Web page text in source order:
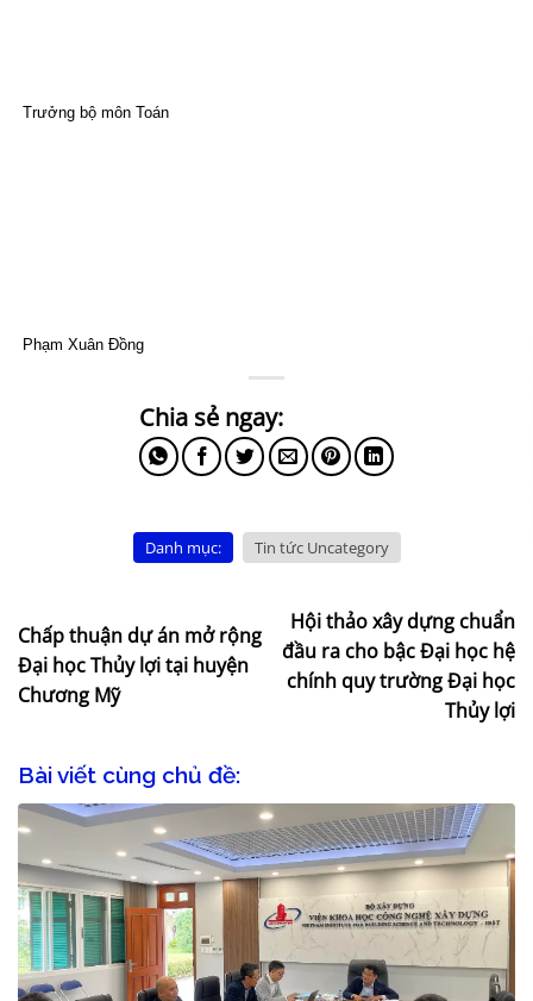
Trưởng bộ môn Toán
Phạm Xuân Đồng
Danh mục: Tin tức Uncategory
Chấp thuận dự án mở rộng
Đại học Thủy lợi tại huyện
Chương Mỹ
Hội thảo xây dựng chuẩn
đầu ra cho bậc Đại học hệ
chính quy trường Đại học
Thủy lợi
Bài viết cùng chủ đề: